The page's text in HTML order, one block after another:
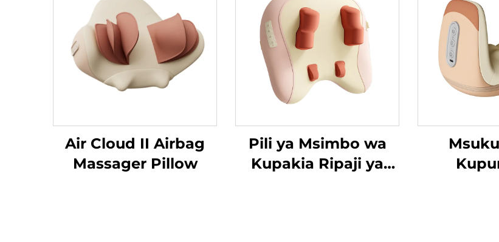
Air Cloud II Airbag
Massager Pillow
Pili ya Msimbo wa
Kupakia Ripaji ya